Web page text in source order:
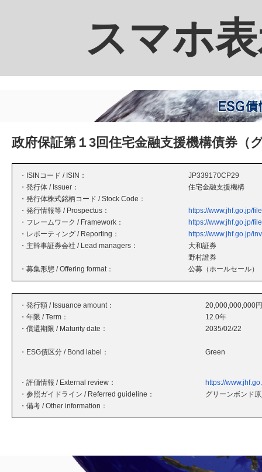
スマホ
政府保証第１3回住宅金融支援機構債券（
・ISINコード / ISIN：
JP339170CP29
・発行体 / Issuer：
住宅金融支援機構
・発行体株式銘柄コード / Stock Code：
・発行情報等 / Prospectus：
https://www.jhf.go.jp/
・フレームワーク / Framework：
https://www.jhf.go.jp/
・レポーティング / Reporting：
https://www.jhf.go.jp/
・主幹事証券会社 / Lead managers：
大和証券
野村證券
・募集形態 / Offering format：
公募（ホールセール）
・発行額 / Issuance amount：
20,000,000,000円
・年限 / Term：
12.0年
・償還期限 / Maturity date：
2035/02/22
・ESG債区分 / Bond label： Green
・評価情報 / External review：
https://
・参照ガイドライン / Referred guideline：
グリーンボンド
・備考 / Other information：